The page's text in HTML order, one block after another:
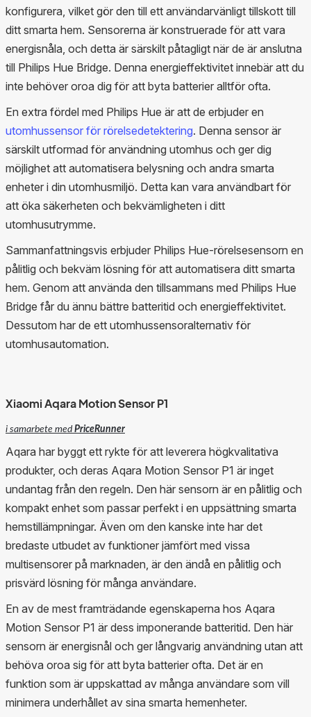
konfigurera, vilket gör den till ett användarvänligt tillskott till
ditt smarta hem. Sensorerna är konstruerade för att vara
energisnåla, och detta är särskilt påtagligt när de är anslutna
till Philips Hue Bridge. Denna energieffektivitet innebär att du
inte behöver oroa dig för att byta batterier alltför ofta.
En extra fördel med Philips Hue är att de erbjuder en
utomhussensor för rörelsedetektering. Denna sensor är
särskilt utformad för användning utomhus och ger dig
möjlighet att automatisera belysning och andra smarta
enheter i din utomhusmiljö. Detta kan vara användbart för
att öka säkerheten och bekvämligheten i ditt
utomhusutrymme.
Sammanfattningsvis erbjuder Philips Hue-rörelsesensorn en
pålitlig och bekväm lösning för att automatisera ditt smarta
hem. Genom att använda den tillsammans med Philips Hue
Bridge får du ännu bättre batteritid och energieffektivitet.
Dessutom har de ett utomhussensoralternativ för
utomhusautomation.
Xiaomi Aqara Motion Sensor P1
i samarbete medPriceRunner
Aqara har byggt ett rykte för att leverera högkvalitativa
produkter, och deras Aqara Motion Sensor P1 är inget
undantag från den regeln. Den här sensorn är en pålitlig och
kompakt enhet som passar perfekt i en uppsättning smarta
hemstillämpningar. Även om den kanske inte har det
bredaste utbudet av funktioner jämfört med vissa
multisensorer på marknaden, är den ändå en pålitlig och
prisvärd lösning för många användare.
En av de mest framträdande egenskaperna hos Aqara
Motion Sensor P1 är dess imponerande batteritid. Den här
sensorn är energisnål och ger långvarig användning utan att
behöva oroa sig för att byta batterier ofta. Det är en
funktion som är uppskattad av många användare som vill
minimera underhållet av sina smarta hemenheter.